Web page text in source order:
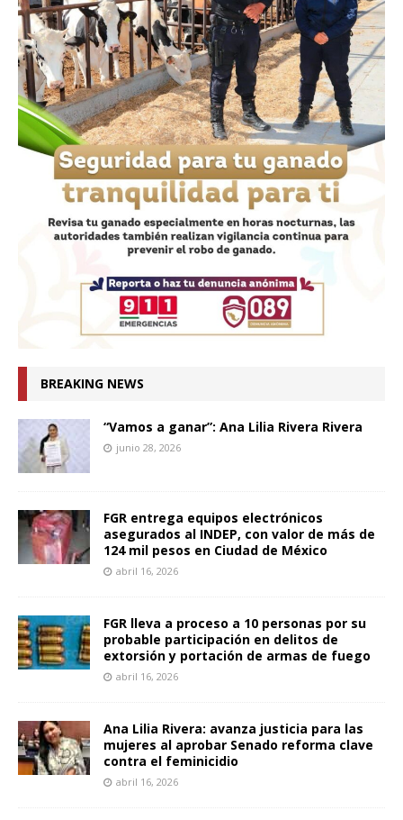
BREAKING NEWS
“Vamos a ganar”: Ana Lilia Rivera Rivera
junio 28, 2026
FGR entrega equipos electrónicos
asegurados al INDEP, con valor de más de
124 mil pesos en Ciudad de México
abril 16, 2026
FGR lleva a proceso a 10 personas por su
probable participación en delitos de
extorsión y portación de armas de fuego
abril 16, 2026
Ana Lilia Rivera: avanza justicia para las
mujeres al aprobar Senado reforma clave
contra el feminicidio
abril 16, 2026